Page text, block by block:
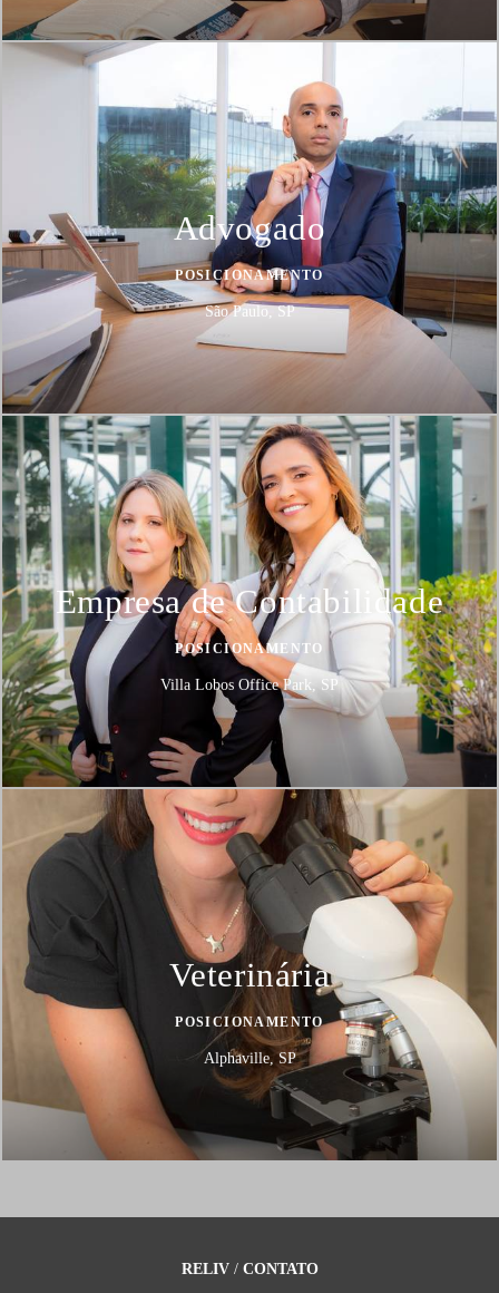
Advogado
POSICIONAMENTO
São Paulo, SP
Empresa de Contabilidade
POSICIONAMENTO
Villa Lobos Office Park, SP
Veterinária
POSICIONAMENTO
Alphaville, SP
RELIV/ CONTATO